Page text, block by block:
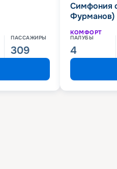
ПАССАЖИРЫ
309
Симфония
Фурманов)
КОМФОРТ
ПАЛУБЫ
4